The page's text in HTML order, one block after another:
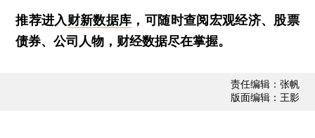
推荐进入财新数据库 ，可随时查阅宏观经济、股票
债券、公司人物，财经数据尽在掌握。
责任编辑：张帆
版面编辑：王影